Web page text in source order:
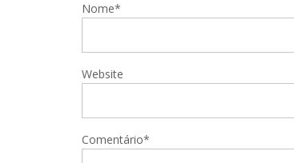
Nome*
Website
Comentário*